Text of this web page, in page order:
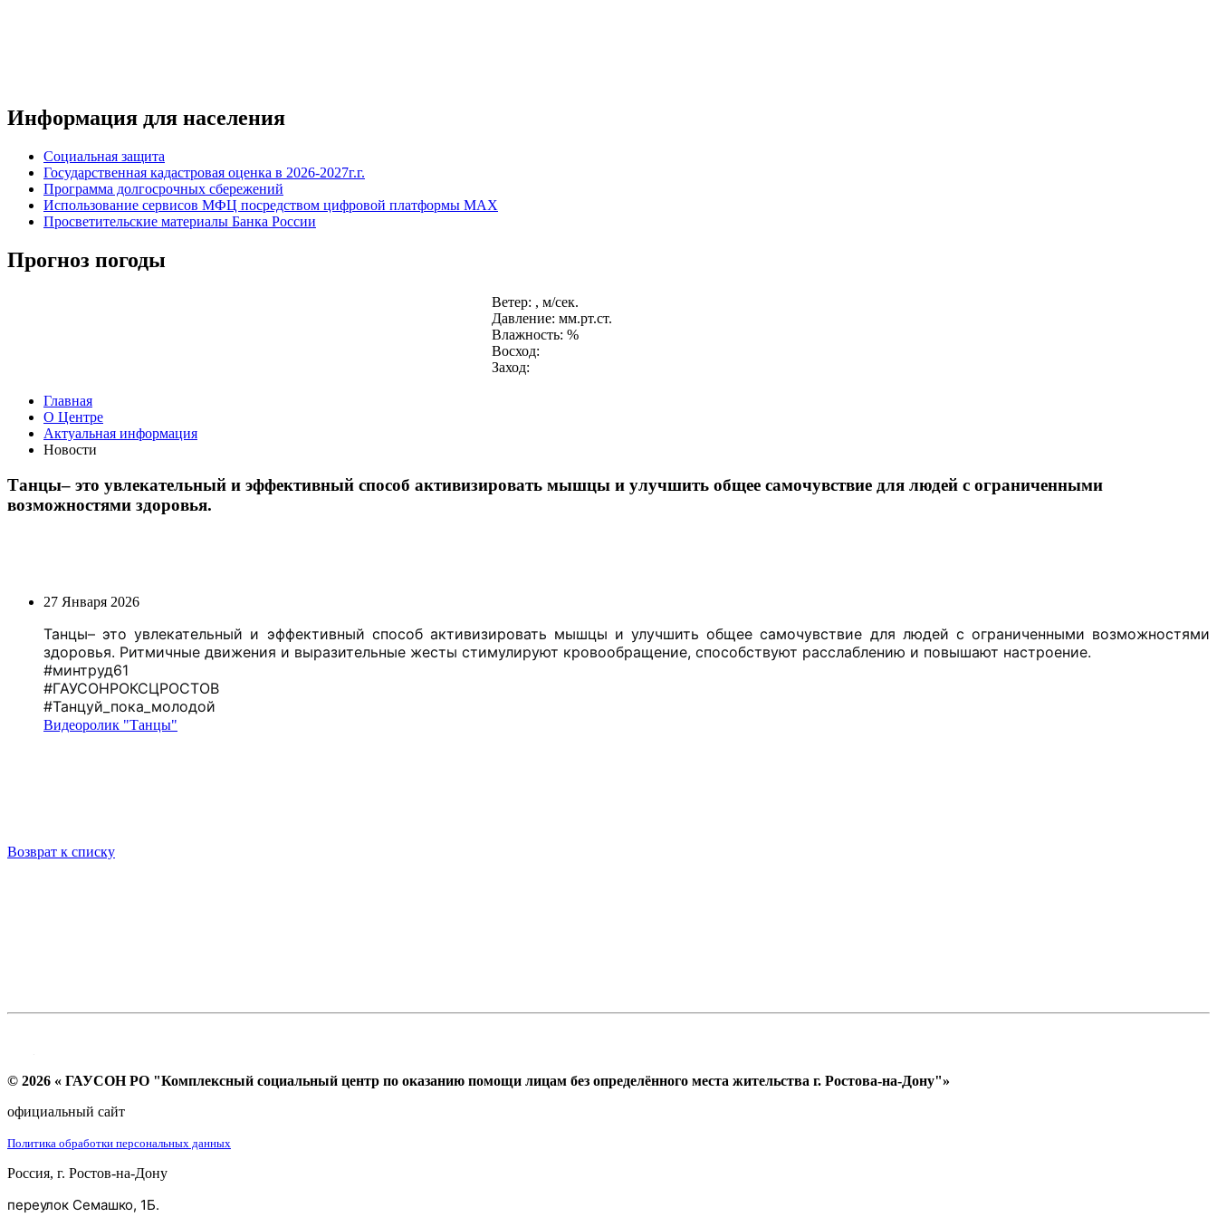
Информация для населения
Социальная защита
Государственная кадастровая оценка в 2026-2027г.г.
Программа долгосрочных сбережений
Использование сервисов МФЦ посредством цифровой платформы MAX
Просветительские материалы Банка России
Прогноз погоды
Ветер: , м/сек.
Давление: мм.рт.ст.
Влажность: %
Восход:
Заход:
Главная
О Центре
Актуальная информация
Новости
Танцы– это увлекательный и эффективный способ активизировать мышцы и улучшить общее самочувствие для людей с ограниченными
возможностями здоровья.
27 Января 2026
Танцы– это увлекательный и эффективный способ активизировать мышцы и улучшить общее самочувствие для людей с ограниченными возможностями
здоровья. Ритмичные движения и выразительные жесты стимулируют кровообращение, способствуют расслаблению и повышают настроение.
#минтруд61
#ГАУСОНРОКСЦРОСТОВ
#Танцуй_пока_молодой
Видеоролик "Танцы"
Возврат к списку
© 2026 « ГАУСОН РО "Комплексный социальный центр по оказанию помощи лицам без определённого места жительства г. Ростова-на-Дону"»
официальный сайт
Политика обработки персональных данных
Россия, г. Ростов-на-Дону
переулок Семашко, 1Б.